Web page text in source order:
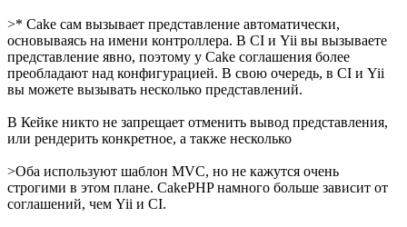
>* Cake сам вызывает представление автоматически,
основываясь на имени контроллера. В CI и Yii вы вызываете
представление явно, поэтому у Cake соглашения более
преобладают над конфигурацией. В свою очередь, в CI и Yii
вы можете вызывать несколько представлений.
В Кейке никто не запрещает отменить вывод представления,
или рендерить конкретное, а также несколько
>Оба используют шаблон MVC, но не кажутся очень
строгими в этом плане. CakePHP намного больше зависит от
соглашений, чем Yii и CI.